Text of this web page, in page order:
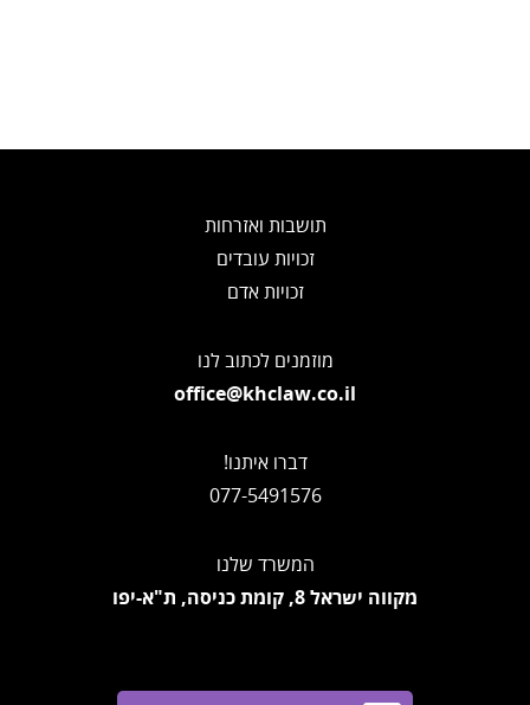
תושבות ואזרחות
זכויות עובדים
זכויות אדם
מוזמנים לכתוב לנו
office@khclaw.co.il
דברו איתנו!
077-5491576
המשרד שלנו
מקווה ישראל 8, קומת כניסה, ת"א-יפו